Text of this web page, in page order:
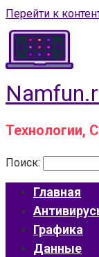
Перейти к
Технологии,
Поиск:
Главная
Графика
Данные